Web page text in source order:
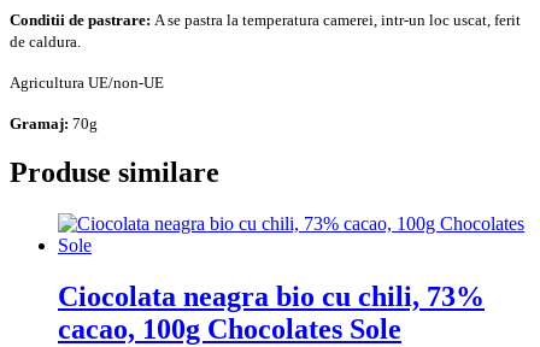
Conditii de pastrare: A se pastra la temperatura camerei, intr-un loc uscat, ferit
de caldura.
Agricultura UE/non-UE
Gramaj: 70g
Produse similare
Ciocolata neagra bio cu chili, 73%
cacao, 100g Chocolates Sole